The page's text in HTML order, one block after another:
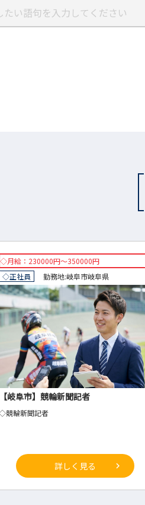
◇月給：230000円～350000円
◇正社員
勤務地:岐阜市岐阜県
【岐阜市】競輪新聞記者
競輪新聞記者
詳しく見る